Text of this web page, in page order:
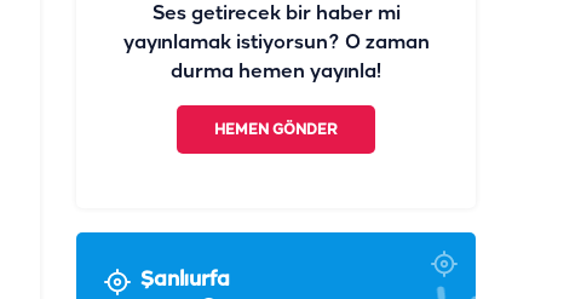
Ses getirecek bir haber mi
yayınlamak istiyorsun? O zaman
durma hemen yayınla!
HEMEN GÖNDER
Şanlıurfa